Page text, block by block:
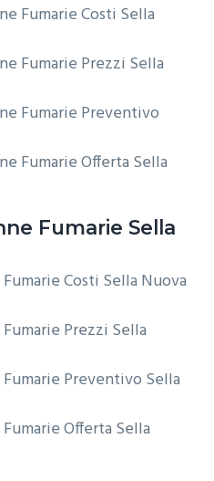
Fumarie Costi Sella
Fumarie Prezzi Sella
Fumarie Preventivo
Fumarie Offerta Sella
Fumarie Sella
Costi Sella Nuova
Prezzi Sella
Preventivo Sella
Offerta Sella